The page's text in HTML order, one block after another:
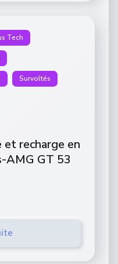
Tech
Survoltés
et recharge en
AMG GT 53